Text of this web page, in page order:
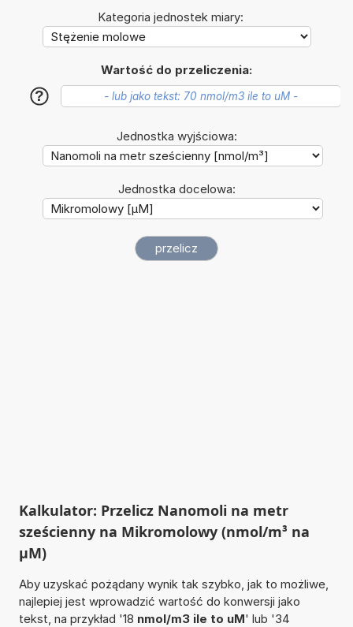
Kategoria jednostek miary:
Wartość do przeliczenia:
?
Jednostka wyjściowa:
Jednostka docelowa:
Kalkulator: Przelicz Nanomoli na metr
sześcienny na Mikromolowy (nmol/m³ na
µM)
Aby uzyskać pożądany wynik tak szybko, jak to możliwe,
najlepiej jest wprowadzić wartość do konwersji jako
tekst, na przykład '18 nmol/m3 ile to uM' lub '34